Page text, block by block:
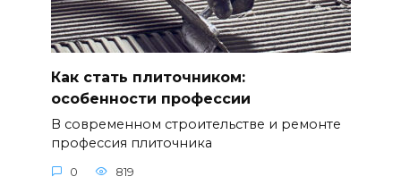
Как стать плиточником:
особенности профессии
В современном строительстве и ремонте
профессия плиточника
0 819